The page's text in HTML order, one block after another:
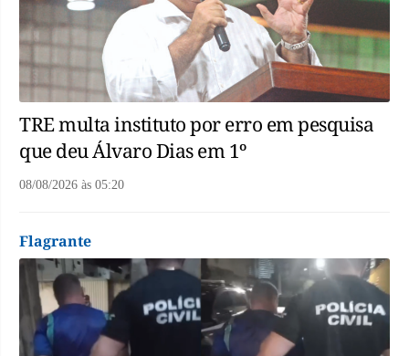
TRE multa instituto por erro em pesquisa
que deu Álvaro Dias em 1º
08/08/2026 às 05:20
Flagrante